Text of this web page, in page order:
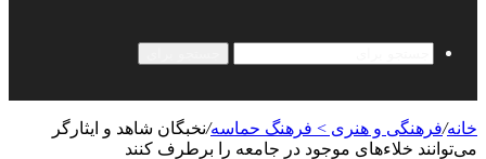
خانه/فرهنگی و هنری > فرهنگ حماسه/نخبگان شاهد و ایثارگر
می‌توانند خلاء‌های موجود در جامعه را برطرف کنند